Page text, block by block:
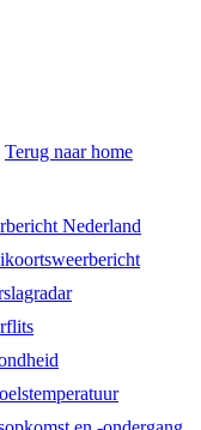
Terug naar home
Nederland